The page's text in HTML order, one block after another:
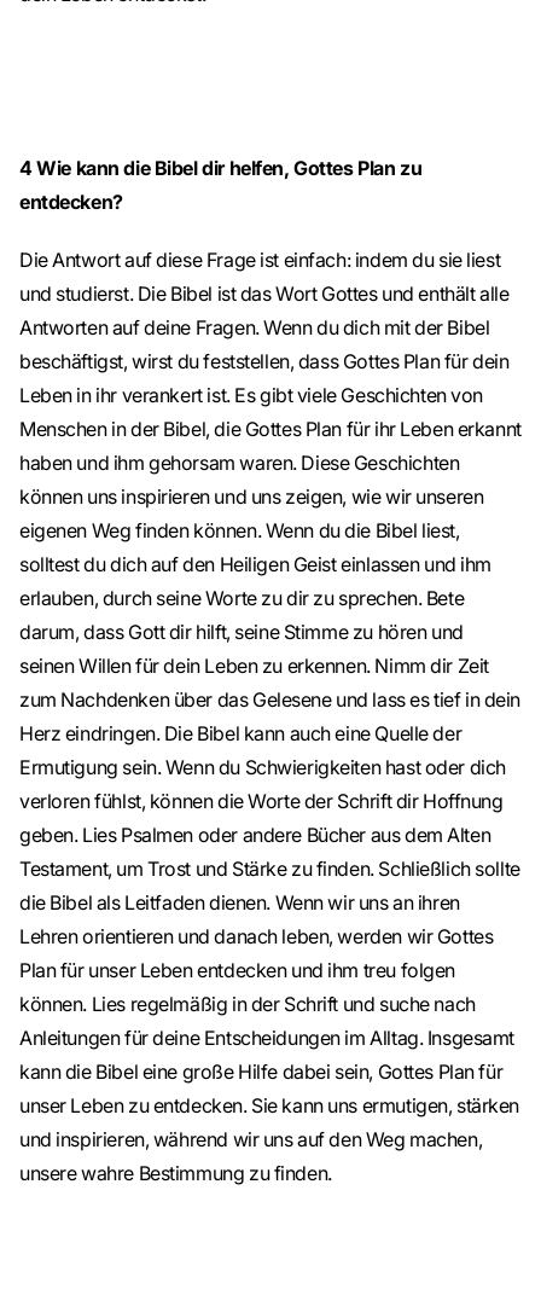
4Wie kann die Bibel dir helfen, Gottes Plan zu
entdecken?
Die Antwort auf diese Frage ist einfach: indem du sie liest
und studierst. Die Bibel ist das Wort Gottes und enthält alle
Antworten auf deine Fragen. Wenn du dich mit der Bibel
beschäftigst, wirst du feststellen, dass Gottes Plan für dein
Leben in ihr verankert ist. Es gibt viele Geschichten von
Menschen in der Bibel, die Gottes Plan für ihr Leben erkannt
haben und ihm gehorsam waren. Diese Geschichten
können uns inspirieren und uns zeigen, wie wir unseren
eigenen Weg finden können. Wenn du die Bibel liest,
solltest du dich auf den Heiligen Geist einlassen und ihm
erlauben, durch seine Worte zu dir zu sprechen. Bete
darum, dass Gott dir hilft, seine Stimme zu hören und
seinen Willen für dein Leben zu erkennen. Nimm dir Zeit
zum Nachdenken über das Gelesene und lass es tief in dein
Herz eindringen. Die Bibel kann auch eine Quelle der
Ermutigung sein. Wenn du Schwierigkeiten hast oder dich
verloren fühlst, können die Worte der Schrift dir Hoffnung
geben. Lies Psalmen oder andere Bücher aus dem Alten
Testament, um Trost und Stärke zu finden. Schließlich sollte
die Bibel als Leitfaden dienen. Wenn wir uns an ihren
Lehren orientieren und danach leben, werden wir Gottes
Plan für unser Leben entdecken und ihm treu folgen
können. Lies regelmäßig in der Schrift und suche nach
Anleitungen für deine Entscheidungen im Alltag. Insgesamt
kann die Bibel eine große Hilfe dabei sein, Gottes Plan für
unser Leben zu entdecken. Sie kann uns ermutigen, stärken
und inspirieren, während wir uns auf den Weg machen,
unsere wahre Bestimmung zu finden.